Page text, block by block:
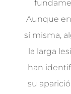
Aunque
sí misma,
la larga
han
su